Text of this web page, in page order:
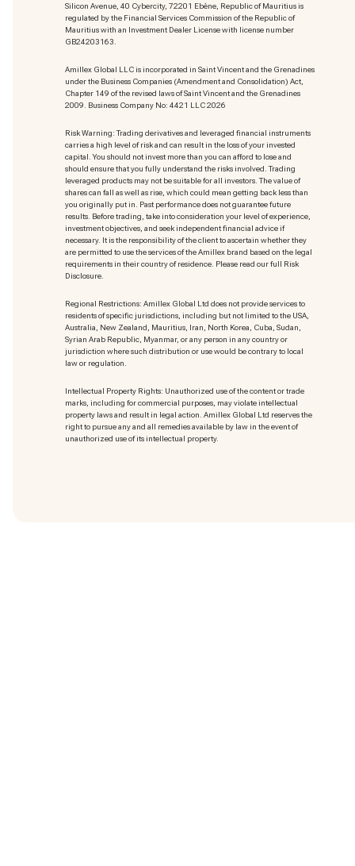
Silicon Avenue, 40 Cybercity, 72201 Ebène, Republic of Mauritius is
regulated by the Financial Services Commission of the Republic of
Mauritius with an Investment Dealer License with license number
GB24203163.
Amillex Global LLC is incorporated in Saint Vincent and the Grenadines
under the Business Companies (Amendment and Consolidation) Act,
Chapter 149 of the revised laws of Saint Vincent and the Grenadines
2009. Business Company No: 4421 LLC 2026
Risk Warning: Trading derivatives and leveraged financial instruments
carries a high level of risk and can result in the loss of your invested
capital. You should not invest more than you can afford to lose and
should ensure that you fully understand the risks involved. Trading
leveraged products may not be suitable for all investors. The value of
shares can fall as well as rise, which could mean getting back less than
you originally put in. Past performance does not guarantee future
results. Before trading, take into consideration your level of experience,
investment objectives, and seek independent financial advice if
necessary. It is the responsibility of the client to ascertain whether they
are permitted to use the services of the Amillex brand based on the legal
requirements in their country of residence. Please read our full Risk
Disclosure.
Regional Restrictions: Amillex Global Ltd does not provide services to
residents of specific jurisdictions, including but not limited to the USA,
Australia, New Zealand, Mauritius, Iran, North Korea, Cuba, Sudan,
Syrian Arab Republic, Myanmar, or any person in any country or
jurisdiction where such distribution or use would be contrary to local
law or regulation.
Intellectual Property Rights: Unauthorized use of the content or trade
marks, including for commercial purposes, may violate intellectual
property laws and result in legal action. Amillex Global Ltd reserves the
right to pursue any and all remedies available by law in the event of
unauthorized use of its intellectual property.